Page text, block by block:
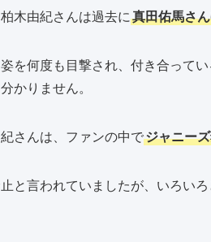
木由紀さんは過去に 真田佑馬さ
を何度も目撃され、付き合って
かりません。
さんは、ファンの中でジャニー
と言われていましたが、いろいろ